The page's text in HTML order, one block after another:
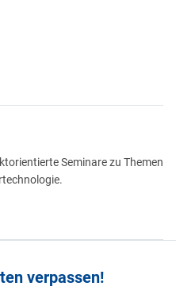
Seminare zu Themen
verpassen!